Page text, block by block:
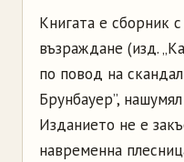
Книгата е сборник
възраждане (изд.
по повод на
Брунбауер”,
Изданието не е
навременна